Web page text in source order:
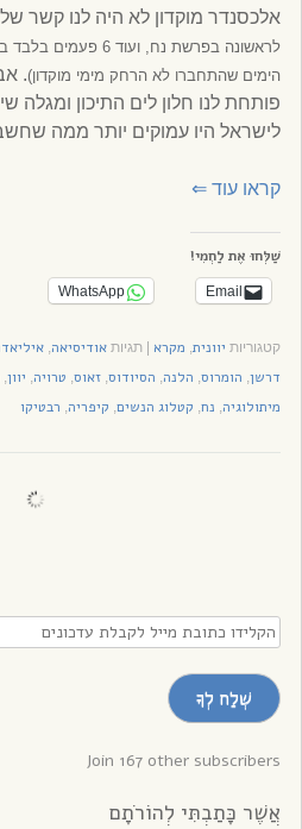
אלכסנדר מוקדון לא היה לנו קשר
הימים שהתחברו לא הרחק מימי מוקדון).
פותחת לנו חלון לים התיכון ומגלה
לישראל היו עמוקים יותר ממה
קראו עוד⇐
שַׁלְּחוּ אֶת לַחְמִי!
Email
WhatsApp
קטגוריות יוונית, מקרא |תגיותאודיסיאה,
דרשן, הומרוס, הלנה, הסיודוס,זאוס, טרויה, יוון,
מיתולוגיה, נח, קטלוג הנשים, קיפריה, רבטיקו
הקלידו
כתובת
מייל
לקבלת
עדכונים
שְׁלַח לְךָ
Join 167 other subscribers
אֲשֶׁר כָּתַבְתִּי לְהוֹרֹתָם